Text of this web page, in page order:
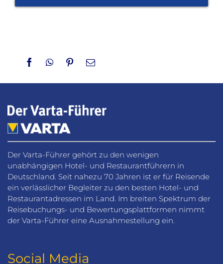
FacebookWhatsApp
PinterestEmail
Der Varta-Führer gehört zu den wenigen
unabhängigen Hotel- und Restaurantführern in
Deutschland. Seit nahezu 70 Jahren ist er für Reisende
ein verlässlicher Begleiter zu den besten Hotel- und
Restaurantadressen im Land. Im breiten Spektrum der
Reisebuchungs- und Bewertungsplattformen nimmt
der Varta-Führer eine Ausnahmestellung ein.
Social Media